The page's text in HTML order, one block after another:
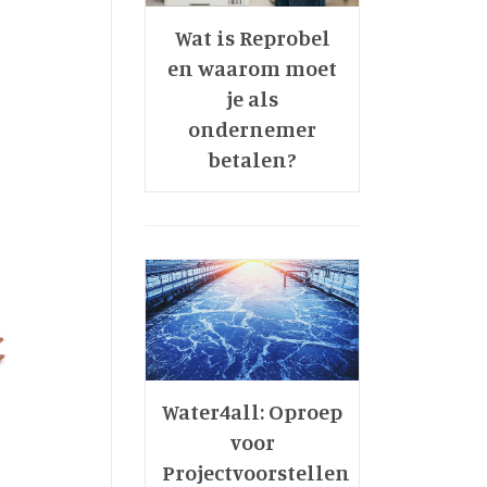
Wat is Reprobel
en waarom moet
je als
ondernemer
betalen?
Water4all: Oproep
voor
Projectvoorstellen